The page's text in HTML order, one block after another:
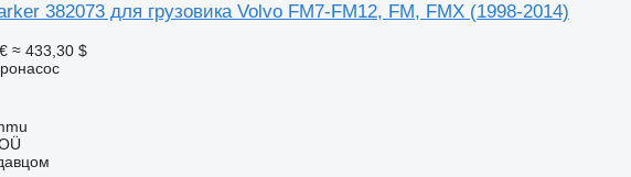
382073 для грузовика Volvo FM7-FM12, FM, FMX (1998-2014)
≈ 433,30 $